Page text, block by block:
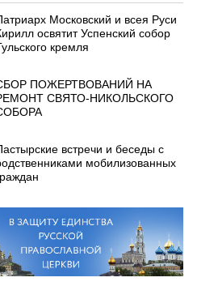
Московский и всея Руси
освятит Успенский собор
кремля
ПОЖЕРТВОВАНИЙ НА
СВЯТО-НИКОЛЬСКОГО
встречи и беседы с
мобилизованных